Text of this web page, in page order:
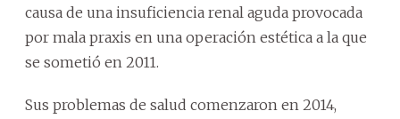
causa de una insuficiencia renal aguda provocada
por mala praxis en una operación estética a la que
se sometió en 2011.
Sus problemas de salud comenzaron en 2014,